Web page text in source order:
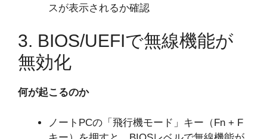
スが表示されるか確認
3. BIOS/UEFIで無線機能が
無効化
何が起こるのか
ノートPCの「飛行機モード」キー（Fn + F